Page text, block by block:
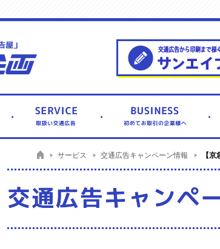
サービス 交通広告キャンペーン情報 【